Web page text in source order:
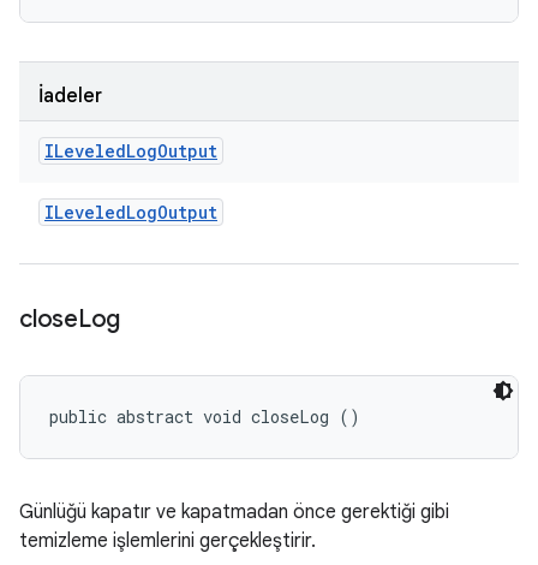
İadeler
ILeveledLogOutput
ILeveledLogOutput
closeLog
public abstract void closeLog ()
Günlüğü kapatır ve kapatmadan önce gerektiği gibi
temizleme işlemlerini gerçekleştirir.